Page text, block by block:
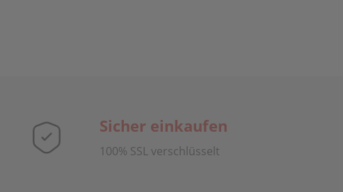
Sicher einkaufen
100% SSL verschlüsselt